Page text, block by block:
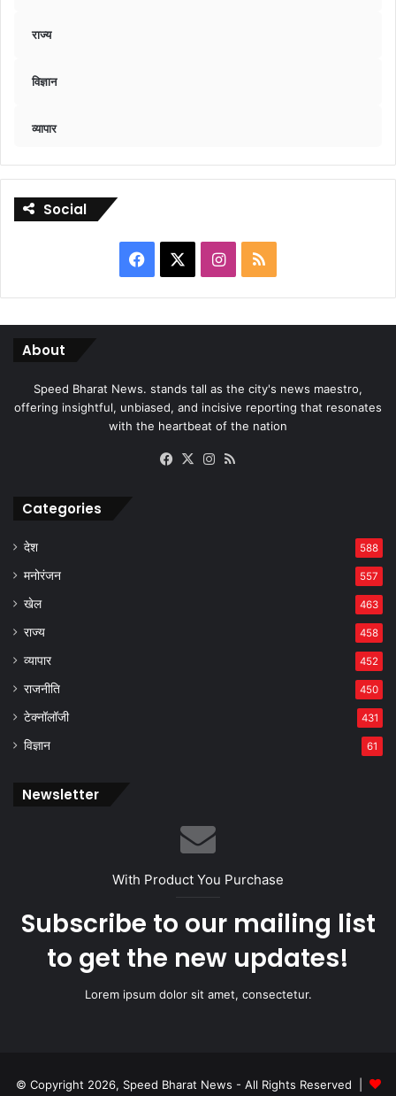
राज्य
विज्ञान
व्यापार
Social
Facebook Instagram
RSS
About
Speed Bharat News. stands tall as the city's news maestro,
offering insightful, unbiased, and incisive reporting that resonates
with the heartbeat of the nation
Facebook
X Instagram
Categories
देश 588
मनोरंजन 557
खेल 463
राज्य 458
व्यापार 452
राजनीति 450
टेक्नॉलॉजी 431
विज्ञान 61
Newsletter
With Product You Purchase
Subscribe to our mailing list
to get the new updates!
Lorem ipsum dolor sit amet, consectetur.
© Copyright 2026, Speed Bharat News - All Rights Reserved |